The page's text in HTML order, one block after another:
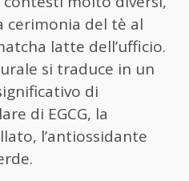
del tè al
latte dell’ufficio.
si traduce in un
di
di EGCG, la
l’antiossidante